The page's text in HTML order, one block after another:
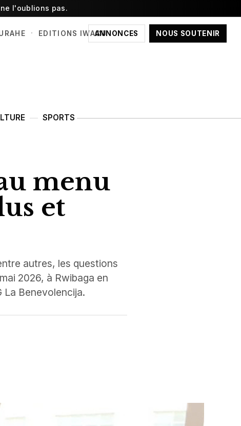
l'oublions pas.
ANNONCES NOUS SOUTENIR
· EDITIONS IWACU
SPORTS
menu
et
autres, les questions
2026, à Rwibaga en
La Benevolencija.